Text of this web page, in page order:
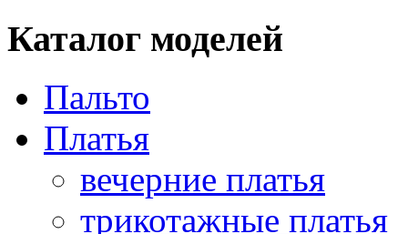
Каталог моделей
Пальто
Платья
вечерние платья
трикотажные платья